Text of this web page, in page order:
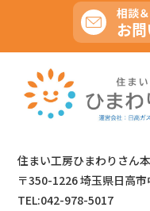
相談
お
住まい工房ひまわりさん
〒350-1226 埼玉県日高
TEL:042-978-5017